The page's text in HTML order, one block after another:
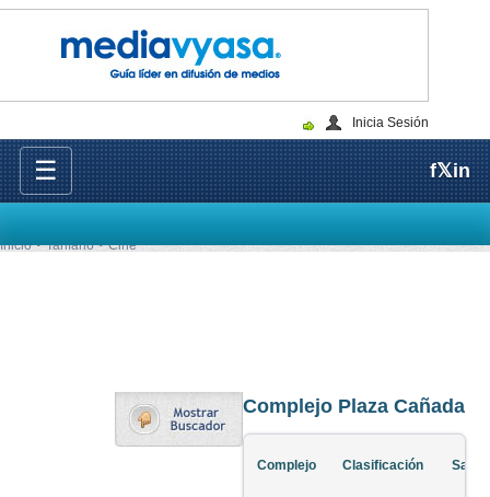
Inicia Sesión
☰ f𝕏in
Inicio Tarifario Cine
Complejo Plaza Cañada
Complejo Clasificación Salas